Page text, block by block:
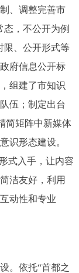
、调整完善市
态，不公开为例
限、公开形式等
府信息公开标
组建了市知识
伍；制定出台
简矩阵中新媒体
识形态建设。
式入手，让内容
洁友好，利用
动性和专业
。依托“首都之